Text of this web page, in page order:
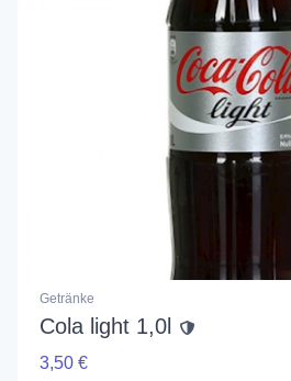
Getränke
Cola light 1,0l
3,50 €